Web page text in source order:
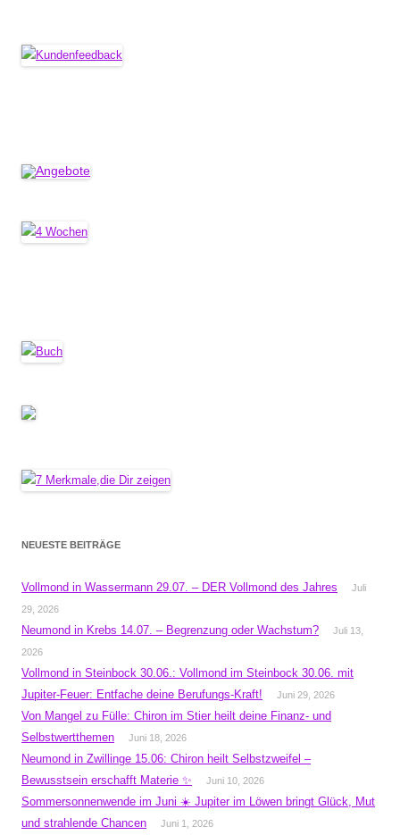
NEUESTE BEITRÄGE
Vollmond in Wassermann 29.07. – DER Vollmond des Jahres
Juli
29, 2026
Neumond in Krebs 14.07. – Begrenzung oder Wachstum?
Juli 13,
2026
Vollmond in Steinbock 30.06.: Vollmond im Steinbock 30.06. mit
Jupiter-Feuer: Entfache deine Berufungs-Kraft!
Juni 29, 2026
Von Mangel zu Fülle: Chiron im Stier heilt deine Finanz- und
Selbstwertthemen
Juni 18, 2026
Neumond in Zwillinge 15.06: Chiron heilt Selbstzweifel –
Bewusstsein erschafft Materie ✨
Juni 10, 2026
Sommersonnenwende im Juni ☀️ Jupiter im Löwen bringt Glück, Mut
und strahlende Chancen
Juni 1, 2026